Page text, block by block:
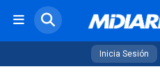
Inicia Sesión